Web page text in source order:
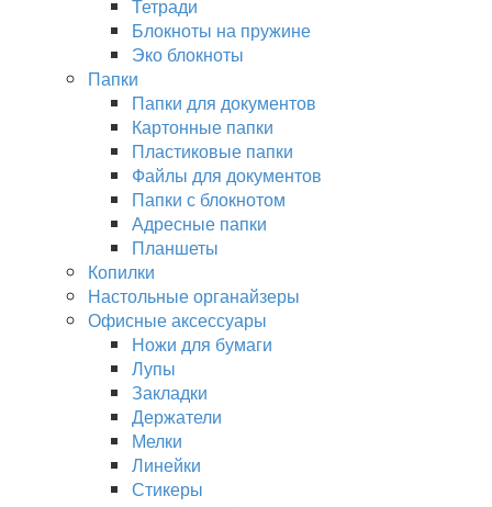
Тетради
Блокноты на пружине
Эко блокноты
Папки
Папки для документов
Картонные папки
Пластиковые папки
Файлы для документов
Папки с блокнотом
Адресные папки
Планшеты
Копилки
Настольные органайзеры
Офисные аксессуары
Ножи для бумаги
Лупы
Закладки
Держатели
Мелки
Линейки
Стикеры